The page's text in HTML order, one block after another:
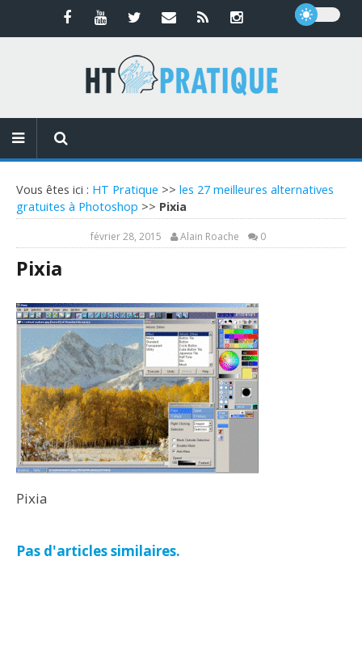
Vous êtes ici : HT Pratique >> les 27 meilleures alternatives
gratuites à Photoshop >> Pixia
février 28, 2015 Alain Roache 0
Pixia
Pixia
Pas d'articles similaires.